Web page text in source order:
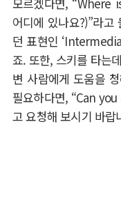
어디에 있나요?)”라고
던 표현인
죠. 또한, 스키를 타는
변 사람에게 도움을
필요하다면, “Can
고 요청해 보시기 바랍